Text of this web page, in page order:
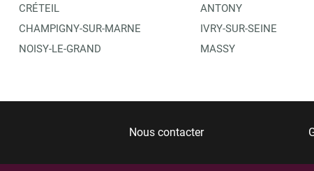
7 RUE JACQUES AMYOT
CRÉTEIL
CHAMPIGNY-SUR-MARNE
NOISY-LE-GRAND
ANTONY
IVRY-SUR-SEINE
MASSY
Nous contacter